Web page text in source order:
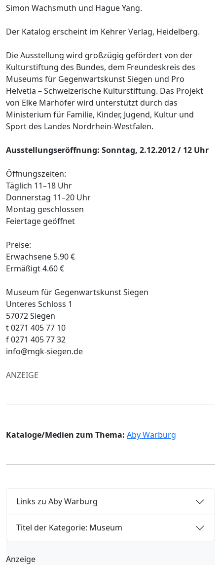
Simon Wachsmuth und Hague Yang.
Der Katalog erscheint im Kehrer Verlag, Heidelberg.
Die Ausstellung wird großzügig gefördert von der
Kulturstiftung des Bundes, dem Freundeskreis des
Museums für Gegenwartskunst Siegen und Pro
Helvetia – Schweizerische Kulturstiftung. Das Projekt
von Elke Marhöfer wird unterstützt durch das
Ministerium für Familie, Kinder, Jugend, Kultur und
Sport des Landes Nordrhein-Westfalen.
Ausstellungseröffnung: Sonntag, 2.12.2012 / 12 Uhr
Öffnungszeiten:
Täglich 11–18 Uhr
Donnerstag 11–20 Uhr
Montag geschlossen
Feiertage geöffnet
Preise:
Erwachsene 5.90 €
Ermäßigt 4.60 €
Museum für Gegenwartskunst Siegen
Unteres Schloss 1
57072 Siegen
t 0271 405 77 10
f 0271 405 77 32
info@mgk-siegen.de
ANZEIGE
Kataloge/Medien zum Thema: Aby Warburg
Links zu Aby Warburg
Titel der Kategorie: Museum
Anzeige